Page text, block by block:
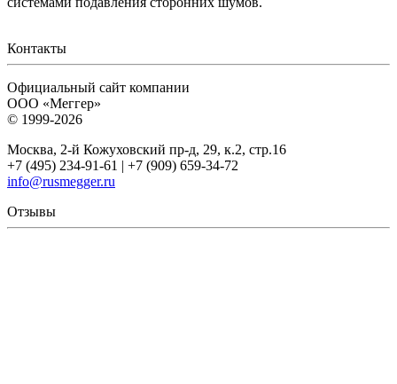
Контакты
Официальный сайт компании
ООО «Меггер»
© 1999-2026
Москва, 2-й Кожуховский пр-д, 29, к.2, стр.16
+7 (495) 234-91-61 | +7 (909) 659-34-72
info@rusmegger.ru
Отзывы